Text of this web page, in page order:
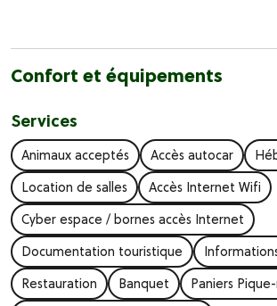
Confort et équipements
Services
Animaux acceptés Accès autocar
Location de salles
Accès Internet Wifi
Cyber espace / bornes accès Internet
Documentation touristique
Restauration
Banquet
Paniers